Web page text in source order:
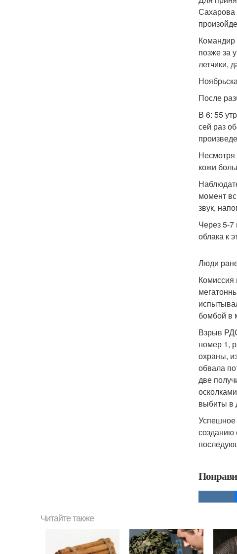
Сахарова
Командир
позже за
летчики,
После
В 6: 55
сей раз
Несмотря
кожи
момент
звук,
Через 5-7
облака к
Люди
Комиссия
бомбой в
Взрыв
номер 1,
охраны,
обвала
две
выбиты в
Успешное
созданию
Читайте также